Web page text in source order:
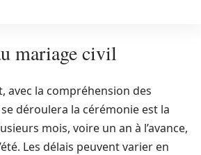
mariage civil
avec la compréhension des
déroulera la cérémonie est la
mois, voire un an à l’avance,
Les délais peuvent varier en